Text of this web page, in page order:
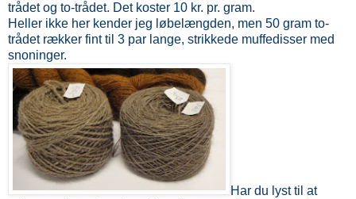
trådet og to-trådet. Det koster 10 kr. pr. gram.
Heller ikke her kender jeg løbelængden, men 50 gram to-
trådet rækker fint til 3 par lange, strikkede muffedisser med
snoninger.
Har du lyst til at